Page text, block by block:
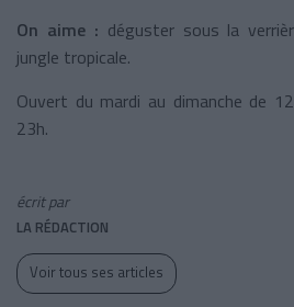
On aime : déguster sous la
jungle tropicale.
Ouvert du mardi au dimanche de
23h.
écrit par
LA RÉDACTION
Voir tous ses articles